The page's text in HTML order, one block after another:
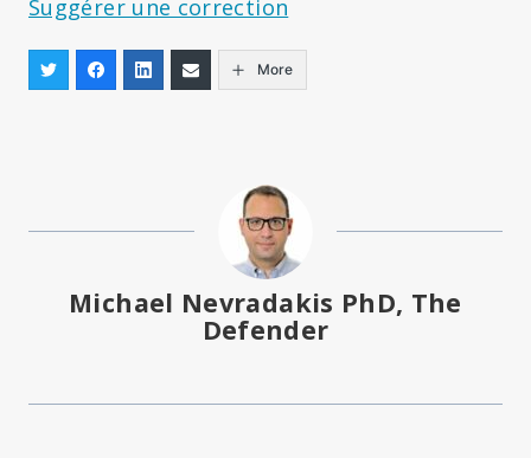
Suggérer une correction
More
Michael Nevradakis PhD, The
Defender